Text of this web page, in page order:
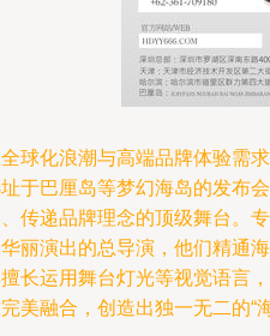
球化浪潮与高端品牌体验需
于巴厘岛等梦幻海岛的发布
传递品牌理念的顶级舞台。
丽演出的总导演，他们精通
长运用舞台灯光等视觉语言
美融合，创造出独一无二的“